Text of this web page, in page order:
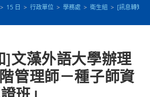
> 15 日 > 行政單位 > 學務處 > 衛生組 > [訊息轉知]
]文藻外語大學辦理
階管理師－種子師資